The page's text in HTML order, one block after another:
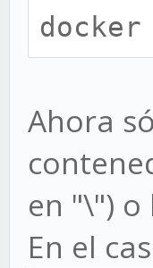
Ahora
en "\")
En el